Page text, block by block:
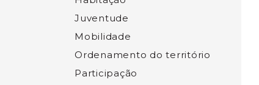
Juventude
Mobilidade
Ordenamento do território
Participação